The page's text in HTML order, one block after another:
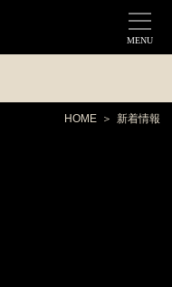
MENU
HOME 新着情報